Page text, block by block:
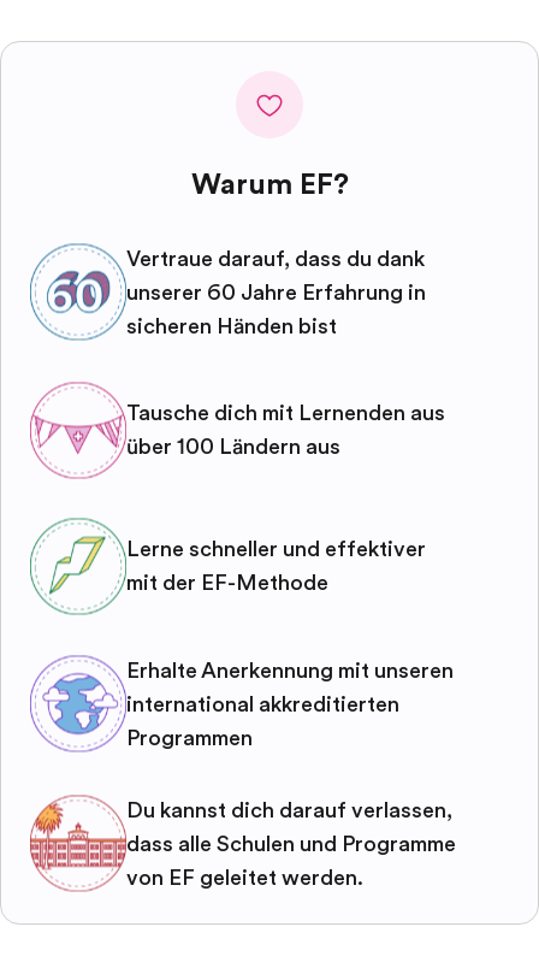
Warum EF?
Vertraue darauf, dass du dank
unserer 60 Jahre Erfahrung in
sicheren Händen bist
Tausche dich mit Lernenden aus
über 100 Ländern aus
Lerne schneller und effektiver
mit der EF-Methode
Erhalte Anerkennung mit unseren
international akkreditierten
Programmen
Du kannst dich darauf verlassen,
dass alle Schulen und Programme
von EF geleitet werden.